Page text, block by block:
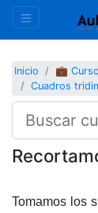
Inicio 💼
Cuadros
Tomamos los